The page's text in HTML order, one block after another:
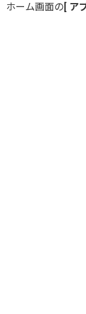
ホーム画面の ア